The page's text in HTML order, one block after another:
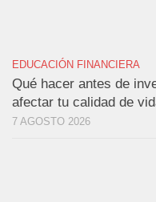
EDUCACIÓN FINANCIERA
Qué hacer antes de
afectar tu calidad de
7 AGOSTO 2026